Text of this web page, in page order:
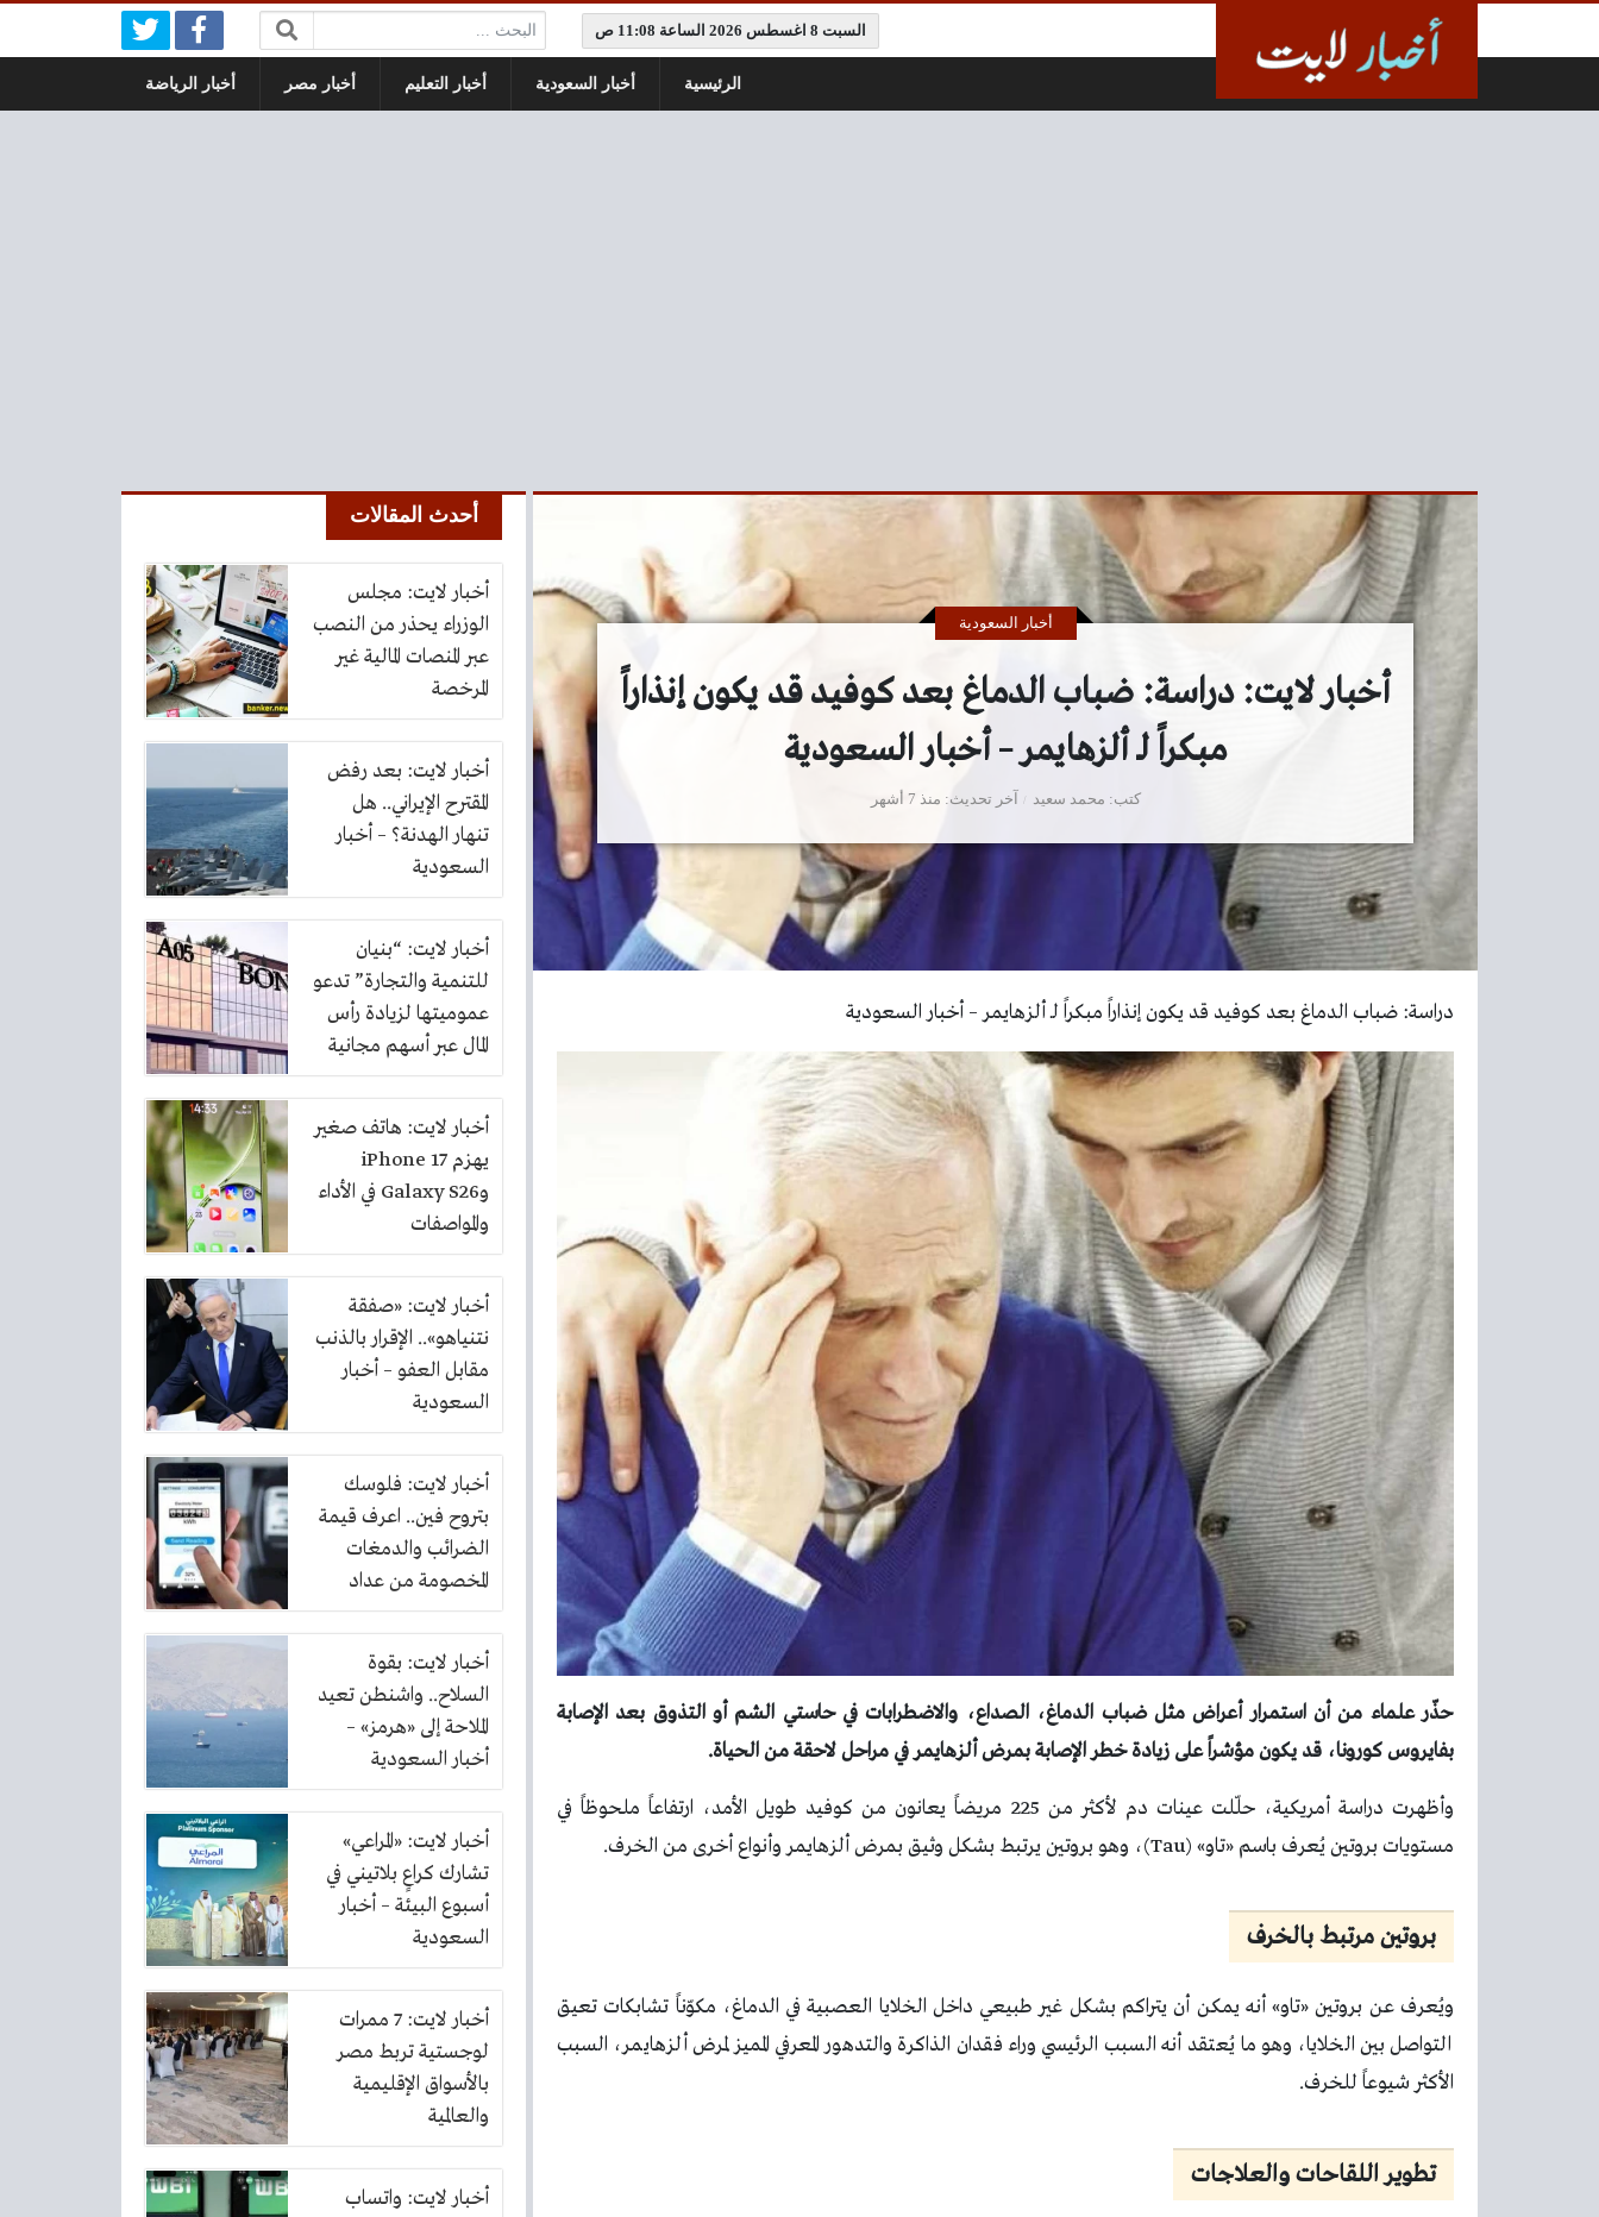
السبت 8 اغسطس 2026 الساعة 11:08 ص البحث:
الرئيسية أخبار السعودية أخبار التعليم أخبار مصر أخبار الرياضة
أخبار لايت: دراسة: ضباب الدماغ بعد كوفيد قد يكون إنذاراً
مبكراً لـ ألزهايمر – أخبار السعودية
كتب محمد سعيد
أخبار السعودية
آخر تحديث منذ 7 أشهر
دراسة: ضباب الدماغ بعد كوفيد قد يكون إنذاراً مبكراً لـ ألزهايمر – أخبار السعودية
حذّر علماء من أن استمرار أعراض مثل ضباب الدماغ، الصداع، والاضطرابات في حاستي الشم أو التذوق بعد الإصابة
بفايروس كورونا، قد يكون مؤشراً على زيادة خطر الإصابة بمرض ألزهايمر في مراحل لاحقة من الحياة.
وأظهرت دراسة أمريكية، حلّلت عينات دم لأكثر من 225 مريضاً يعانون من كوفيد طويل الأمد، ارتفاعاً ملحوظاً في
مستويات بروتين يُعرف باسم «تاو» (Tau)، وهو بروتين يرتبط بشكل وثيق بمرض ألزهايمر وأنواع أخرى من الخرف.
بروتين مرتبط بالخرف
ويُعرف عن بروتين «تاو» أنه يمكن أن يتراكم بشكل غير طبيعي داخل الخلايا العصبية في الدماغ، مكوّناً تشابكات تعيق
التواصل بين الخلايا، وهو ما يُعتقد أنه السبب الرئيسي وراء فقدان الذاكرة والتدهور المعرفي المميز لمرض ألزهايمر، السبب
الأكثر شيوعاً للخرف.
تطوير اللقاحات والعلاجات
أحدث المقالات
أخبار لايت: مجلس
الوزراء يحذر من النصب
عبر المنصات المالية غير
المرخصة
أخبار لايت: بعد رفض
المقترح الإيراني.. هل
تنهار الهدنة؟ – أخبار
السعودية
أخبار لايت: “بنيان
للتنمية والتجارة” تدعو
عموميتها لزيادة رأس
المال عبر أسهم مجانية
بنسبة 10%
أخبار لايت: هاتف صغير
يهزم iPhone 17
وGalaxy S26 في الأداء
والمواصفات
أخبار لايت: «صفقة
نتنياهو».. الإقرار بالذنب
مقابل العفو – أخبار
السعودية
أخبار لايت: فلوسك
بتروح فين.. اعرف قيمة
الضرائب والدمغات
المخصومة من عداد
الكهرباء
أخبار لايت: بقوة
السلاح.. واشنطن تعيد
الملاحة إلى «هرمز» –
أخبار السعودية
أخبار لايت: «المراعي»
تشارك كراعٍ بلاتيني في
أسبوع البيئة – أخبار
السعودية
أخبار لايت: 7 ممرات
لوجستية تربط مصر
بالأسواق الإقليمية
والعالمية
أخبار لايت: واتساب